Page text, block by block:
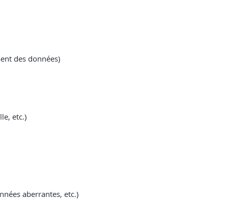
des données)
etc.)
aberrantes, etc.)